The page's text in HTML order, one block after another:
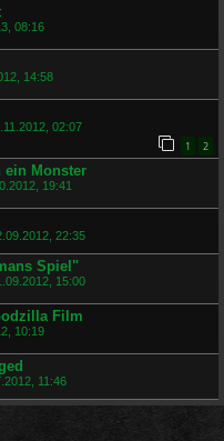
08:16
14:58
02:07
1 2
Monster
19:41
22:35
Spiel"
15:00
Film
10:19
11:46